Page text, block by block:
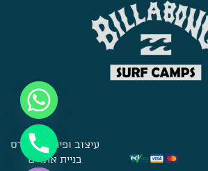
עיצוב ופיתוח:סברס
בניית אתרים
Hide chaty